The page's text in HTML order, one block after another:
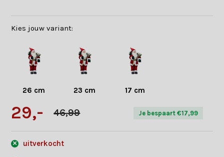
Kies jouw variant:
26 cm 23 cm 17 cm
29,- 46,99 Je bespaart €17,99
uitverkocht